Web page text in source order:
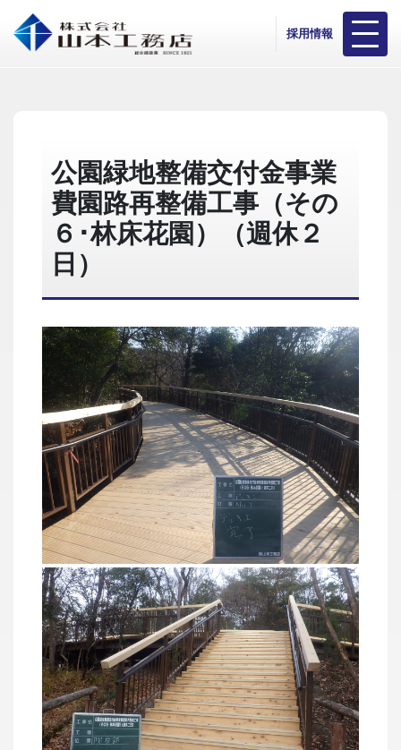
採用情報
公園緑地整備交付金事業
費園路再整備工事（その
６･林床花園）（週休２
日）